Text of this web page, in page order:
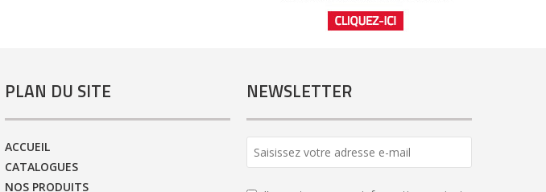
PLAN DU SITE
ACCUEIL
CATALOGUES
NOS PRODUITS
NEWSLETTER